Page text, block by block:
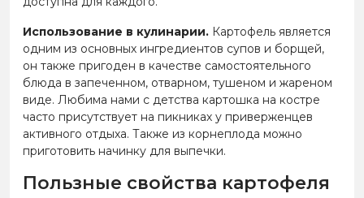
Использование в кулинарии. Картофель является
одним из основных ингредиентов супов и борщей,
он также пригоден в качестве самостоятельного
блюда в запеченном, отварном, тушеном и жареном
виде. Любима нами с детства картошка на костре
часто присутствует на пикниках у приверженцев
активного отдыха. Также из корнеплода можно
приготовить начинку для выпечки.
Пользные свойства картофеля